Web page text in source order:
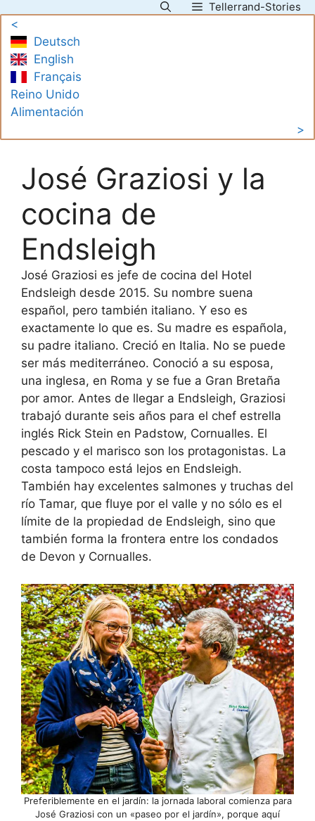
contenido
Tellerrand-Stories
<
Deutsch
English
Français
Reino Unido
Alimentación
>
José Graziosi y la
cocina de
Endsleigh
José Graziosi es jefe de cocina del Hotel
Endsleigh desde 2015. Su nombre suena
español, pero también italiano. Y eso es
exactamente lo que es. Su madre es española,
su padre italiano. Creció en Italia. No se puede
ser más mediterráneo. Conoció a su esposa,
una inglesa, en Roma y se fue a Gran Bretaña
por amor. Antes de llegar a Endsleigh, Graziosi
trabajó durante seis años para el chef estrella
inglés Rick Stein en Padstow, Cornualles. El
pescado y el marisco son los protagonistas. La
costa tampoco está lejos en Endsleigh.
También hay excelentes salmones y truchas del
río Tamar, que fluye por el valle y no sólo es el
límite de la propiedad de Endsleigh, sino que
también forma la frontera entre los condados
de Devon y Cornualles.
Preferiblemente en el jardín: la jornada laboral comienza para
José Graziosi con un «paseo por el jardín», porque aquí